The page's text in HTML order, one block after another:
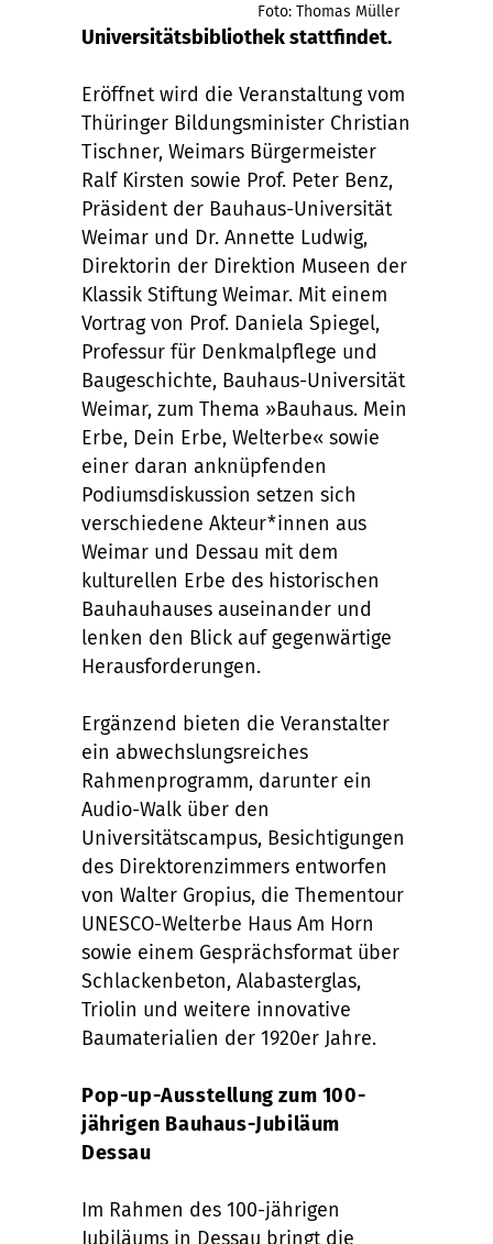
Foto: Thomas Müller
Universitätsbibliothek stattfindet.
Eröffnet wird die Veranstaltung vom
Thüringer Bildungsminister Christian
Tischner, Weimars Bürgermeister
Ralf Kirsten sowie Prof. Peter Benz,
Präsident der Bauhaus-Universität
Weimar und Dr. Annette Ludwig,
Direktorin der Direktion Museen der
Klassik Stiftung Weimar. Mit einem
Vortrag von Prof. Daniela Spiegel,
Professur für Denkmalpflege und
Baugeschichte, Bauhaus-Universität
Weimar, zum Thema »Bauhaus. Mein
Erbe, Dein Erbe, Welterbe« sowie
einer daran anknüpfenden
Podiumsdiskussion setzen sich
verschiedene Akteur*innen aus
Weimar und Dessau mit dem
kulturellen Erbe des historischen
Bauhauhauses auseinander und
lenken den Blick auf gegenwärtige
Herausforderungen.
Ergänzend bieten die Veranstalter
ein abwechslungsreiches
Rahmenprogramm, darunter ein
Audio-Walk über den
Universitätscampus, Besichtigungen
des Direktorenzimmers entworfen
von Walter Gropius, die Thementour
UNESCO-Welterbe Haus Am Horn
sowie einem Gesprächsformat über
Schlackenbeton, Alabasterglas,
Triolin und weitere innovative
Baumaterialien der 1920er Jahre.
Pop-up-Ausstellung zum 100-
jährigen Bauhaus-Jubiläum
Dessau
Im Rahmen des 100-jährigen
Jubiläums in Dessau bringt die